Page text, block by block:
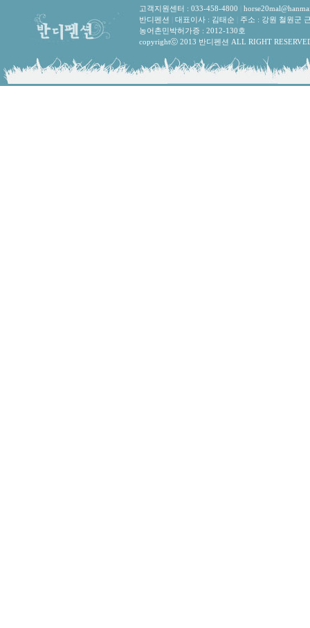
고객지원센터 : 033-458-4800
반디펜션
대표이사 : 김태순
주소 : 강원 철원군
농어촌민박허가증 : 2012-130호
copyrightⓒ 2013 반디펜션 ALL RIGHT